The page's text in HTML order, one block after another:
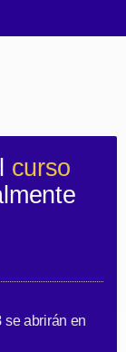
curso
se abrirán en